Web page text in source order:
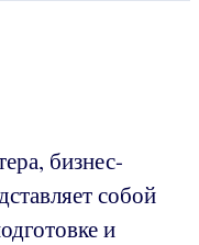
бизнес-
собой
и